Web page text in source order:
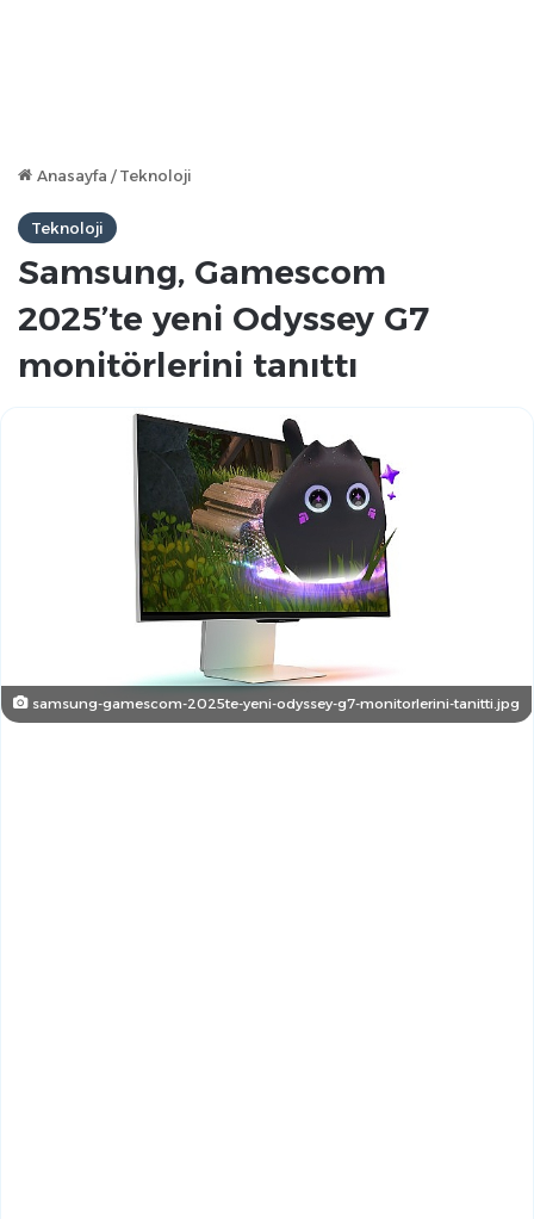
Anasayfa / Teknoloji
Teknoloji
Samsung, Gamescom
2025’te yeni Odyssey G7
monitörlerini tanıttı
samsung-gamescom-2025te-yeni-odyssey-g7-monitorlerini-tanitti.jpg